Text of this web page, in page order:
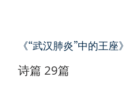
《“武汉肺炎”中的王座》
诗篇 29篇